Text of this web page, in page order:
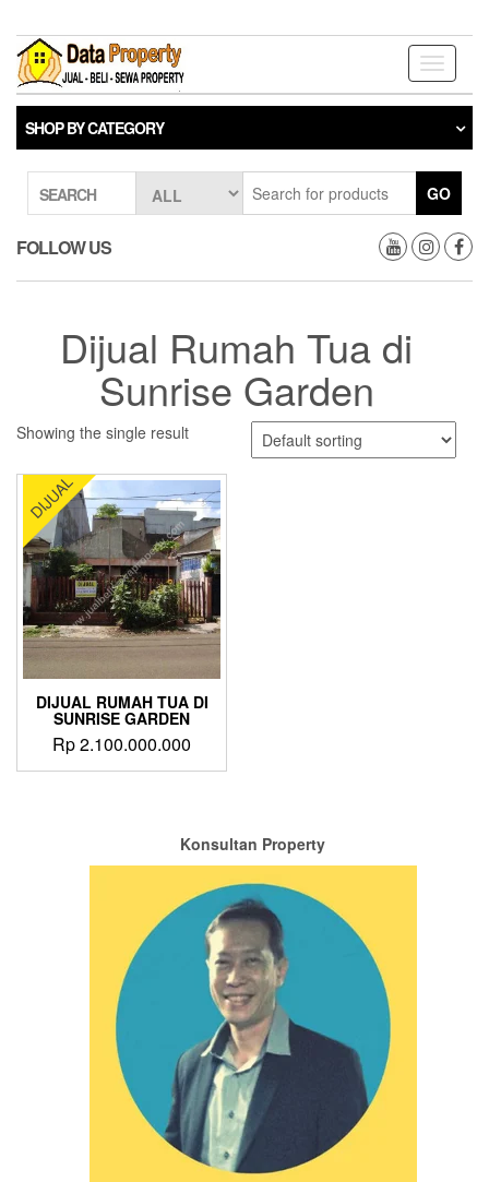
the
content
Toggle
SHOP BY CATEGORY
SEARCH GO
FOLLOW US
Dijual Rumah Tua di
Sunrise Garden
Showing the single result
DIJUAL
DIJUAL RUMAH TUA DI
SUNRISE GARDEN
Rp2.100.000.000
Konsultan Property